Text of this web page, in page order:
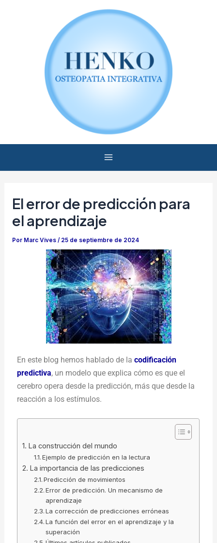
Main
El error de predicción para
el aprendizaje
Por Marc Vives/ 25 de septiembre de 2024
En este blog hemos hablado de lacodificación
predictiva, un modelo que explica cómo es que el
cerebro opera desde la predicción, más que desde la
reacción a los estímulos.
La construcción del mundo
Ejemplo de predicción en la lectura
La importancia de las predicciones
Predicción de movimientos
Error de predicción. Un mecanismo de
aprendizaje
La corrección de predicciones erróneas
La función del error en el aprendizaje y la
superación